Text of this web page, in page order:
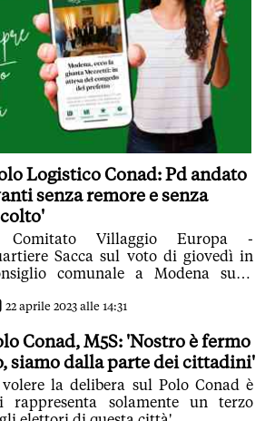
Logistico Conad: Pd andato
senza remore e senza
Villaggio Europa -
Sacca sul voto di giovedì in
comunale a Modena sulla
22 aprile 2023 alle 14:31
Conad, M5S: 'Nostro è fermo
siamo dalla parte dei cittadini'
la delibera sul Polo Conad è
rappresenta solamente un terzo